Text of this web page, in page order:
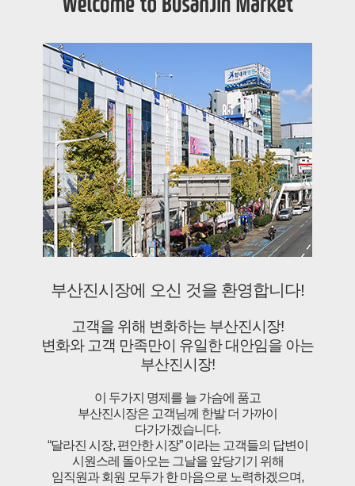
부산진시장에 오신 것을 환영합니다!
고객을 위해 변화하는 부산진시장!
변화와 고객 만족만이 유일한 대안임을 아는
부산진시장!
이 두가지 명제를 늘 가슴에 품고
부산진시장은 고객님께 한발 더 가까이
다가가겠습니다.
“달라진 시장, 편안한 시장” 이라는 고객들의 답변이
시원스레 돌아오는 그날을 앞당기기 위해
임직원과 회원 모두가 한 마음으로 노력하겠으며,